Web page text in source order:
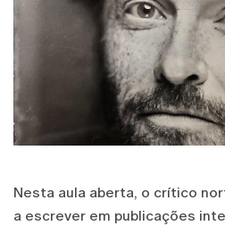
Nesta aula aberta, o crítico
a escrever em publicações